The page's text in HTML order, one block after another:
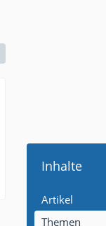
Inhalte
Artikel
Themen